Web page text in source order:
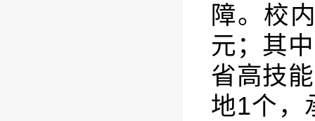
障。校
元；其
省高技
地1个，